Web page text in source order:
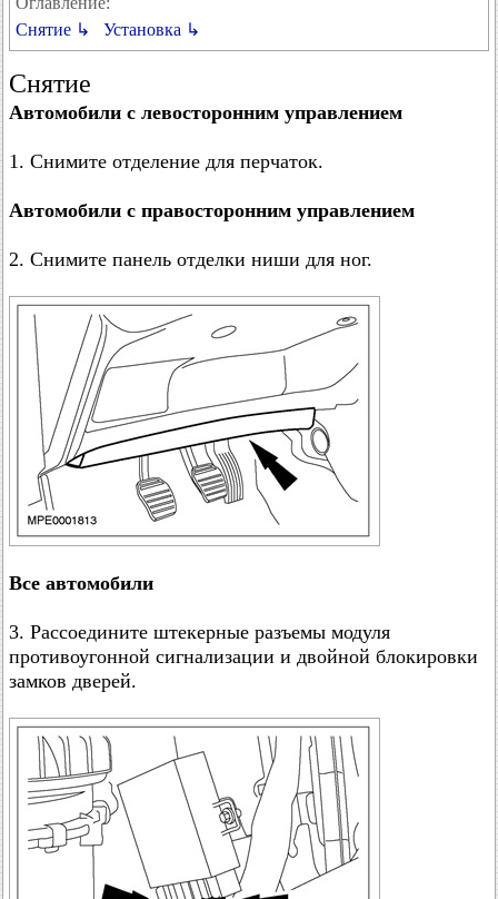
Снятие ↳
Установка ↳
Снятие
Автомобили с левосторонним управлением
1. Снимите отделение для перчаток.
Автомобили с правосторонним управлением
2. Снимите панель отделки ниши для ног.
Все автомобили
3. Рассоедините штекерные разъемы модуля
противоугонной сигнализации и двойной блокировки
замков дверей.